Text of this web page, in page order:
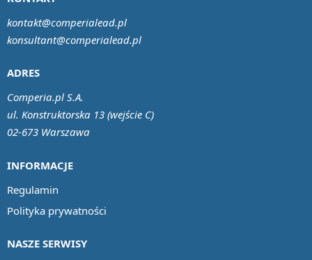
INFORMACJE
Regulamin
Polityka prywatności
NASZE SERWISY
ADRES
Comperia.pl S.A.
ul. Konstruktorska 13 (wejście C)
02-673 Warszawa
kontakt@comperialead.pl
konsultant@comperialead.pl